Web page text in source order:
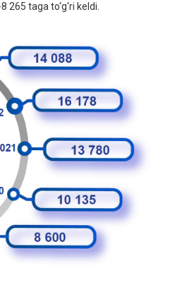
265 taga to‘g‘ri keldi.